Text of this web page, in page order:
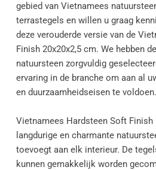
gebied van Vietnamees
terrastegels en willen u graag
deze verouderde versie van de
Finish 20x20x2,5 cm. We hebben
natuursteen zorgvuldig
ervaring in de branche om aan al
en duurzaamheidseisen te voldoen.
Vietnamees Hardsteen Soft Finish
langdurige en charmante
toevoegt aan elk interieur. De
kunnen gemakkelijk worden